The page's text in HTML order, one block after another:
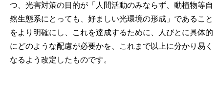
つ、光害対策の目的が「人間活動のみならず、動植物等自
然生態系にとっても、好ましい光環境の形成」であること
をより明確にし、これを達成するために、人びとに具体的
にどのような配慮が必要かを、これまで以上に分かり易く
なるよう改定したものです。